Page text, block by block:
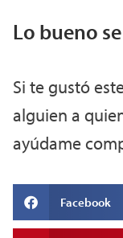
Lo bueno
Si te gustó
alguien a
ayúdame
Facebook